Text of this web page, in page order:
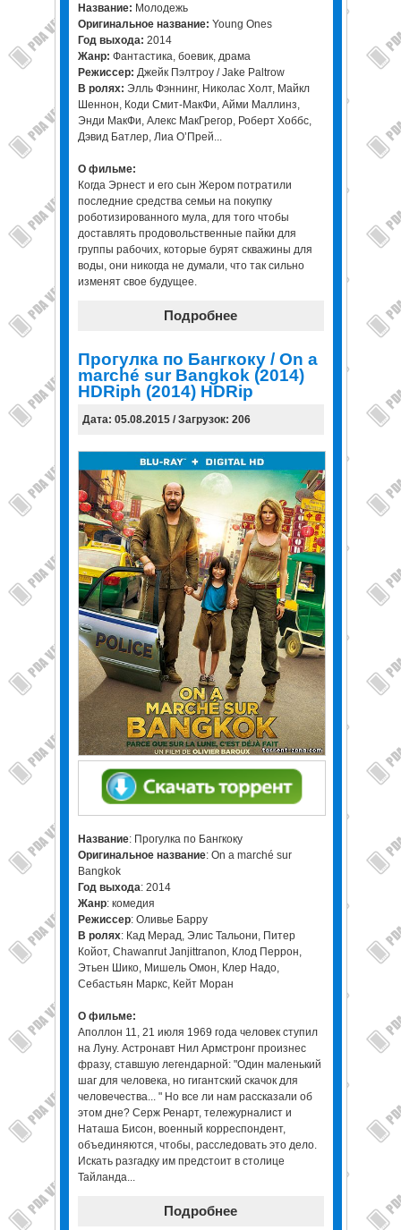
Название: Молодежь
Оригинальное название: Young Ones
Год выхода: 2014
Жанр: Фантастика, боевик, драма
Режиссер: Джейк Пэлтроу / Jake Paltrow
В ролях: Элль Фэннинг, Николас Холт, Майкл
Шеннон, Коди Смит-МакФи, Айми Маллинз,
Энди МакФи, Алекс МакГрегор, Роберт Хоббс,
Дэвид Батлер, Лиа О’Прей...
О фильме:
Когда Эрнест и его сын Жером потратили
последние средства семьи на покупку
роботизированного мула, для того чтобы
доставлять продовольственные пайки для
группы рабочих, которые бурят скважины для
воды, они никогда не думали, что так сильно
изменят свое будущее.
Подробнее
Прогулка по Бангкоку / On a
marché sur Bangkok (2014)
HDRiph (2014) HDRip
Дата: 05.08.2015 / Загрузок: 206
Название: Прогулка по Бангкоку
Оригинальное название: On a marché sur
Bangkok
Год выхода: 2014
Жанр: комедия
Режиссер: Оливье Барру
В ролях: Кад Мерад, Элис Тальони, Питер
Койот, Chawanrut Janjittranon, Клод Перрон,
Этьен Шико, Мишель Омон, Клер Надо,
Себастьян Маркс, Кейт Моран
О фильме:
Аполлон 11, 21 июля 1969 года человек ступил
на Луну. Астронавт Нил Армстронг произнес
фразу, ставшую легендарной: "Один маленький
шаг для человека, но гигантский скачок для
человечества... " Но все ли нам рассказали об
этом дне? Серж Ренарт, тележурналист и
Наташа Бисон, военный корреспондент,
объединяются, чтобы, расследовать это дело.
Искать разгадку им предстоит в столице
Тайланда...
Подробнее